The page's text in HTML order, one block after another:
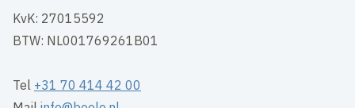
KvK: 27015592
BTW: NL001769261B01
Tel +31 70 414 42 00